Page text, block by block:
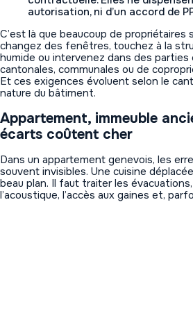
autorisation, ni d’un accord de
C’est là que beaucoup de propriétaires
changez des fenêtres, touchez à la
humide ou intervenez dans des parties
cantonales, communales ou de
Et ces exigences évoluent selon le
nature du bâtiment.
Appartement, immeuble
écarts coûtent cher
Dans un appartement genevois, les
souvent invisibles. Une cuisine
beau plan. Il faut traiter les
l’acoustique, l’accès aux gaines et,